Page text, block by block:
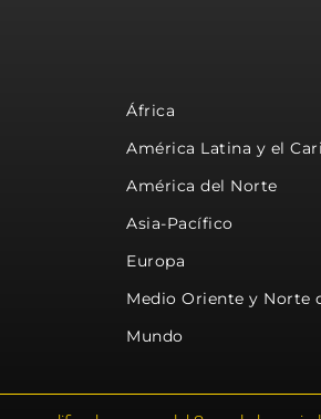
África
América Latina y el
América del Norte
Asia-Pacífico
Europa
Medio Oriente y Norte
Mundo